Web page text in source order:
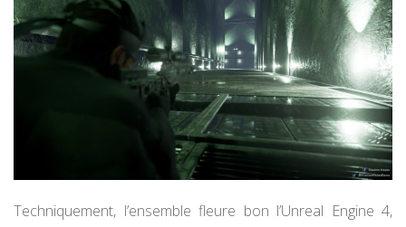
Techniquement, l’ensemble fleure bon l’Unreal Engine 4,